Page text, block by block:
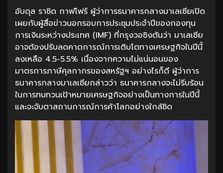
อับดุล ราชิด กาฟโฟร์ ผู้ว่าการธนาคารกลางมาเลเซียเปิด
เผยกับผู้สื่อข่าวนอกรอบการประชุมประจำปีของกองทุน
การเงินระหว่างประเทศ (IMF) ที่กรุงวอชิงตันว่า มาเลเซีย
อาจต้องปรับลดคาดการณ์การเติบโตทางเศรษฐกิจในปีนี้
ลงเหลือ 4.5-5.5% เนื่องจากความไม่แน่นอนของ
มาตรการภาษีศุลกากรของสหรัฐฯ อย่างไรก็ดี ผู้ว่าการ
ธนาคารกลางมาเลเซียกล่าวว่า ธนาคารกลางจะไม่รีบร้อน
ในการทบทวนเป้าหมายเศรษฐกิจอย่างเป็นทางการในปีนี้
และจะจับตาสถานการณ์การค้าโลกอย่างใกล้ชิด